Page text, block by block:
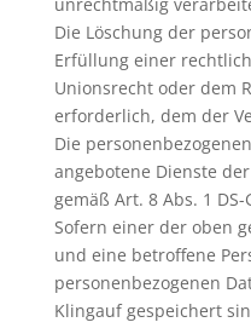
Die Löschung der
Erfüllung einer
Unionsrecht oder dem
erforderlich, dem der
Die
angebotene Dienste
gemäß Art. 8 Abs. 1 DS-
Sofern einer der oben
und eine betroffene
personenbezogenen
Klingauf gespeichert